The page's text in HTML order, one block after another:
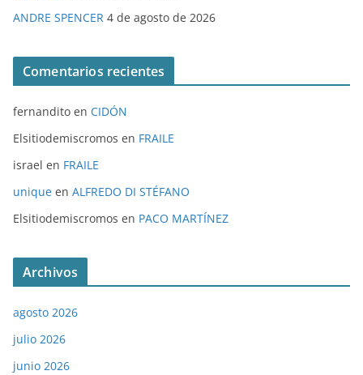
ANDRE SPENCER 4 de agosto de 2026
Comentarios recientes
fernandito en CIDÓN
Elsitiodemiscromos en FRAILE
israel en FRAILE
unique en ALFREDO DI STÉFANO
Elsitiodemiscromos en PACO MARTÍNEZ
Archivos
agosto 2026
julio 2026
junio 2026